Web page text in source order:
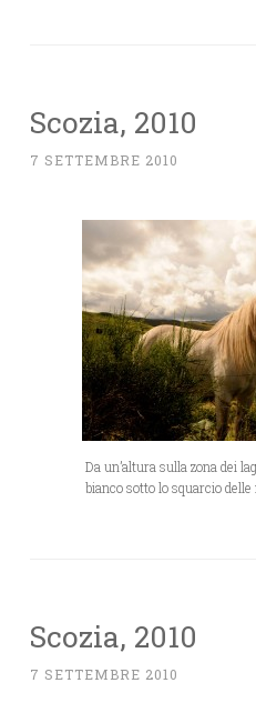
Scozia, 2010
7 SETTEMBRE 2010
Da un’altura sulla zona dei
bianco sotto lo squarcio delle
Scozia, 2010
7 SETTEMBRE 2010